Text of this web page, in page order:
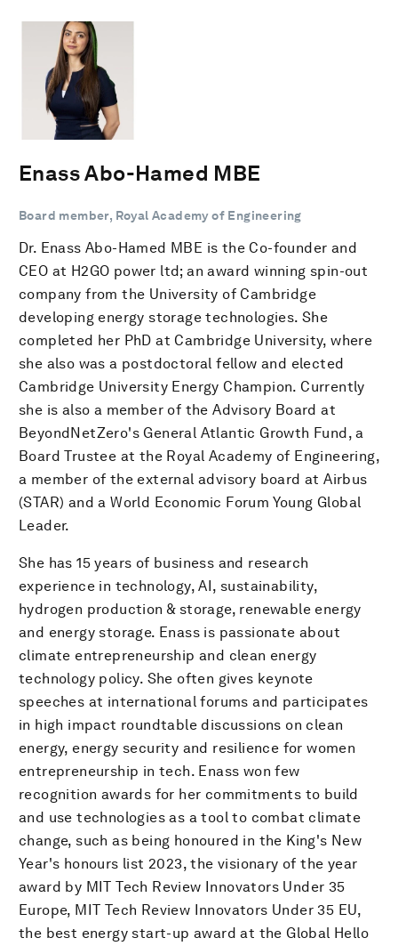
Enass Abo-Hamed MBE
Board member, Royal Academy of Engineering
Dr. Enass Abo-Hamed MBE is the Co-founder and
CEO at H2GO power ltd; an award winning spin-out
company from the University of Cambridge
developing energy storage technologies. She
completed her PhD at Cambridge University, where
she also was a postdoctoral fellow and elected
Cambridge University Energy Champion. Currently
she is also a member of the Advisory Board at
BeyondNetZero's General Atlantic Growth Fund, a
Board Trustee at the Royal Academy of Engineering,
a member of the external advisory board at Airbus
(STAR) and a World Economic Forum Young Global
Leader.
She has 15 years of business and research
experience in technology, AI, sustainability,
hydrogen production & storage, renewable energy
and energy storage. Enass is passionate about
climate entrepreneurship and clean energy
technology policy. She often gives keynote
speeches at international forums and participates
in high impact roundtable discussions on clean
energy, energy security and resilience for women
entrepreneurship in tech. Enass won few
recognition awards for her commitments to build
and use technologies as a tool to combat climate
change, such as being honoured in the King's New
Year's honours list 2023, the visionary of the year
award by MIT Tech Review Innovators Under 35
Europe, MIT Tech Review Innovators Under 35 EU,
the best energy start-up award at the Global Hello